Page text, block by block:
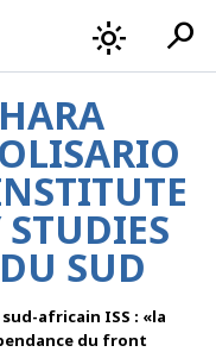
light_mode search
SUD
africain ISS : «la
du front